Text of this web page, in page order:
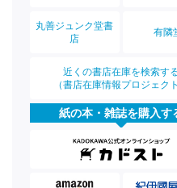
丸善ジュンク堂書
店
有隣
近くの書店在庫を検索す
（書店在庫情報プロジェクト
紙の本・雑誌を購入す